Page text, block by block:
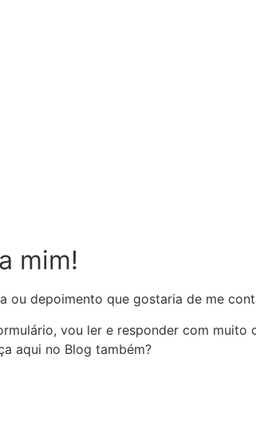
mim!
ou depoimento que gostaria de me
vou ler e responder com muito
aqui no Blog também?